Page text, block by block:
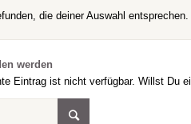
die deiner Auswahl entsprechen.
werden
Eintrag ist nicht verfügbar. Willst Du